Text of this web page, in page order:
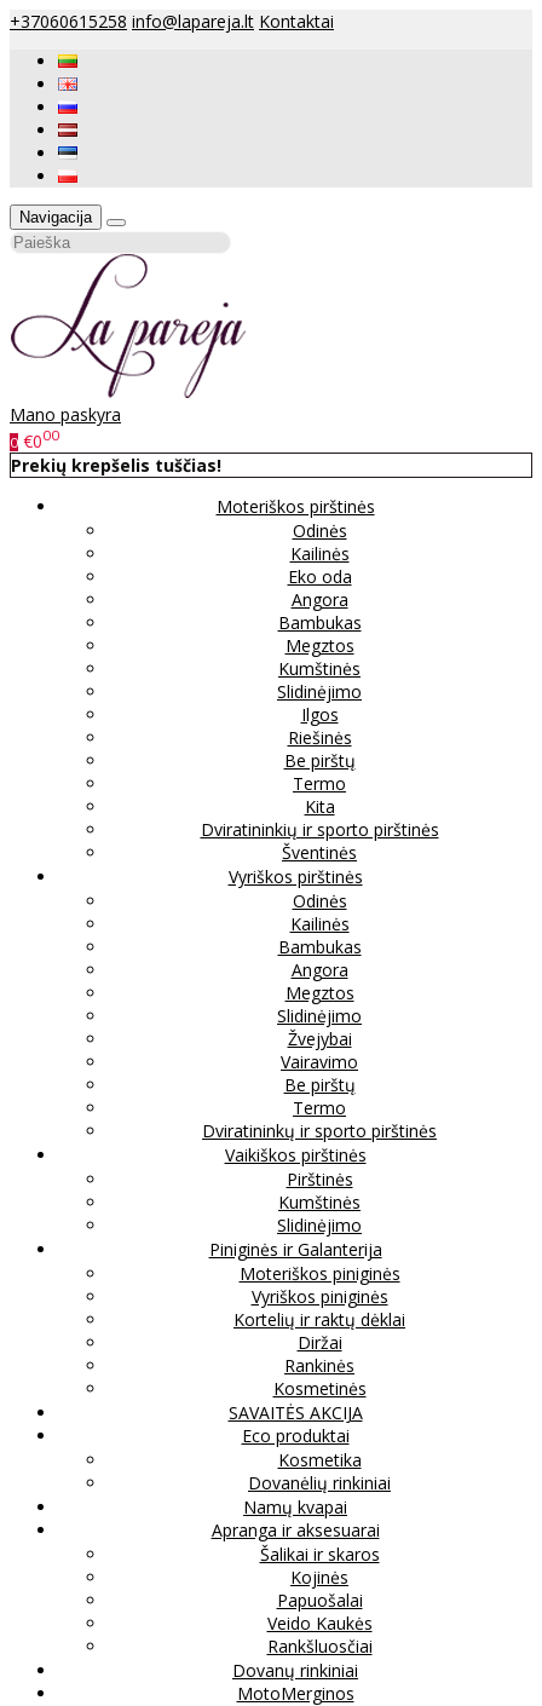
+37060615258 info@lapareja.lt Kontaktai
Navigacija
Mano paskyra
0 €000
Prekių krepšelis tuščias!
Moteriškos pirštinės
Odinės
Kailinės
Eko oda
Angora
Bambukas
Megztos
Kumštinės
Slidinėjimo
Ilgos
Riešinės
Be pirštų
Termo
Kita
Dviratininkių ir sporto pirštinės
Šventinės
Vyriškos pirštinės
Odinės
Kailinės
Bambukas
Angora
Megztos
Slidinėjimo
Žvejybai
Vairavimo
Be pirštų
Termo
Dviratininkų ir sporto pirštinės
Vaikiškos pirštinės
Pirštinės
Kumštinės
Slidinėjimo
Piniginės ir Galanterija
Moteriškos piniginės
Vyriškos piniginės
Kortelių ir raktų dėklai
Diržai
Rankinės
Kosmetinės
SAVAITĖS AKCIJA
Eco produktai
Kosmetika
Dovanėlių rinkiniai
Namų kvapai
Apranga ir aksesuarai
Šalikai ir skaros
Kojinės
Papuošalai
Veido Kaukės
Rankšluosčiai
Dovanų rinkiniai
MotoMerginos